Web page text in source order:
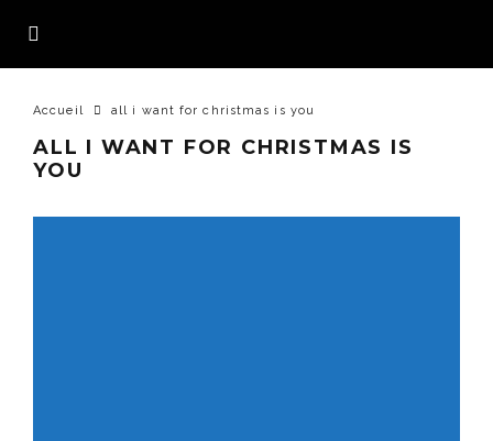
Accueil all i want for christmas is you
ALL I WANT FOR CHRISTMAS IS
YOU